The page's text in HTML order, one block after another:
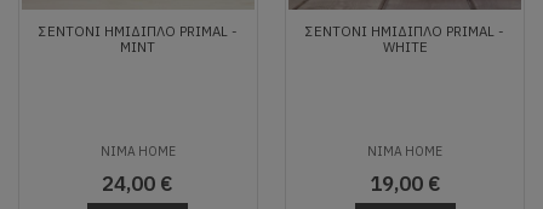
ΣΕΝΤΌΝΙ ΗΜΊΔΙΠΛΟ PRIMAL -
MINT
NIMA HOME
24,00 €
ΣΕΝΤΌΝΙ ΗΜΊΔΙΠΛΟ PRIMAL -
WHITE
NIMA HOME
19,00 €